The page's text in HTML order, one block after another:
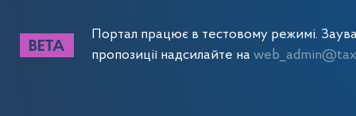
Портал працює в тестовому режимі.
пропозиції надсилайте на